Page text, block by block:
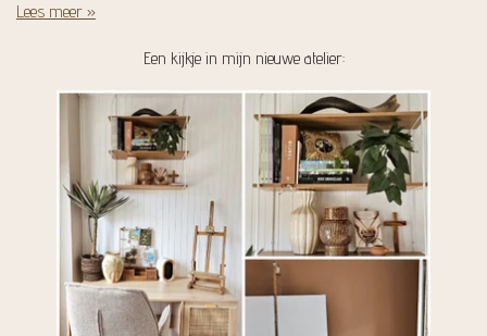
Lees meer »
Een kijkje in mijn nieuwe atelier: